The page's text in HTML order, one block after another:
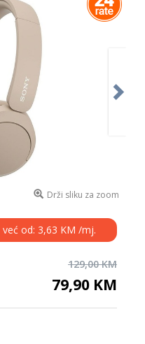
Drži sliku za zoom
od: 3,63 KM /mj.
129,00 KM
79,90 KM